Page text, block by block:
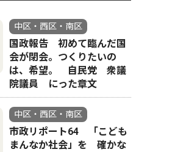
中区・西区・南区
国政報告 初めて臨んだ国
会が閉会。つくりたいの
は、希望。 自民党 衆議
院議員 にった章文
中区・西区・南区
市政リポート64 「こども
まんなか社会」を 確かな